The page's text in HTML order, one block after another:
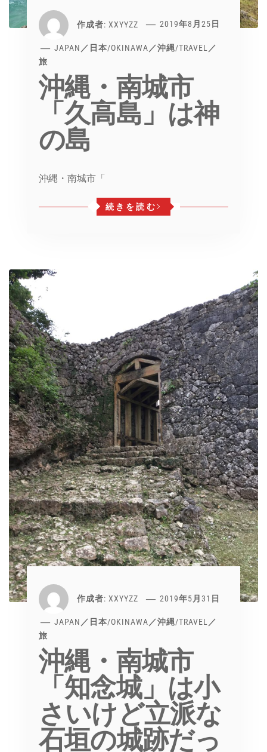
作成者: XXYYZZ 2019年8月25日
JAPAN／日本/OKINAWA／沖縄/TRAVEL／
旅
沖縄・南城市
「久高島」は神
の島
沖縄・南城市「
続きを読む
作成者: XXYYZZ 2019年5月31日
JAPAN／日本/OKINAWA／沖縄/TRAVEL／
旅
沖縄・南城市
「知念城」は小
さいけど立派な
石垣の城跡だっ